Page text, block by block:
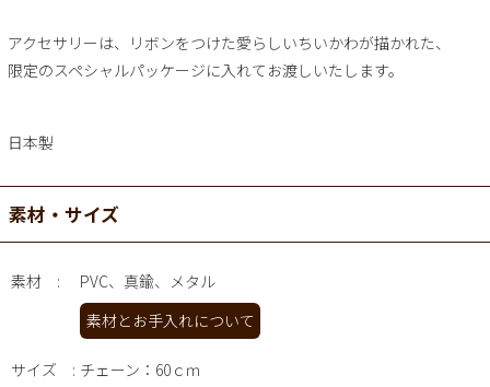
アクセサリーは、リボンをつけた愛らしいちいかわが描かれた、
限定のスペシャルパッケージに入れてお渡しいたします。
日本製
素材・サイズ
素材
PVC、真鍮、メタル
素材とお手入れについて
サイズ
チェーン：60ｃｍ